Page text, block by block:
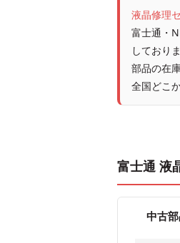
液晶修理
富士通・
しておりま
部品の在
全国どこ
富士通 液
中古